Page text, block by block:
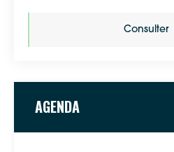
AGENDA
Consulter
Apple Plans
Waze